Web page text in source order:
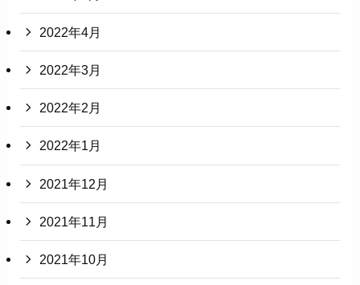
2022年4月
2022年3月
2022年2月
2022年1月
2021年12月
2021年11月
2021年10月